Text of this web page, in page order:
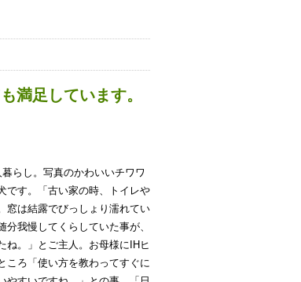
満足しています。
らし。写真のかわいいチワワ
です。「古い家の時、トイレや
窓は結露でびっしょり濡れてい
我慢してくらしていた事が、
ね。」とご主人。お母様にIHヒ
ころ「使い方を教わってすぐに